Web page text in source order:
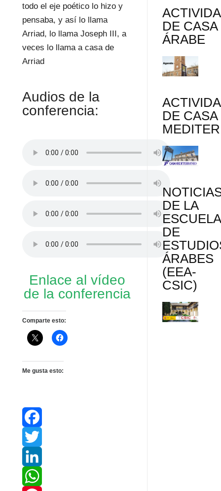
todo el eje poético lo hizo y
pensaba, y así lo llama
Arriad, lo llama Joseph III, a
veces lo llama a casa de
Arriad
Audios de la
conferencia:
Enlace al vídeo
de la conferencia
Comparte esto:
Me gusta esto:
F
a
c
T
w
L
DE CASA
ÁRABE
DE CASA
DE LA
ESCUELA
DE
ÁRABES
(EEA-
CSIC)